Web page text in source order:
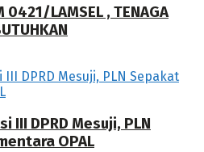
0421/LAMSEL , TENAGA
III DPRD Mesuji, PLN
OPAL